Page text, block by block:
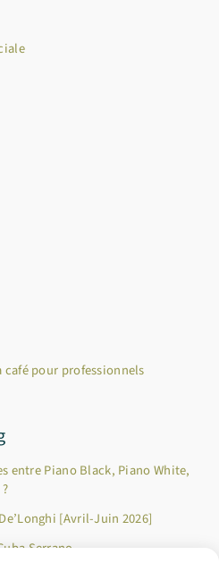
pour professionnels
entre Piano Black, Piano White,
[Avril-Juin 2026]
Serrano